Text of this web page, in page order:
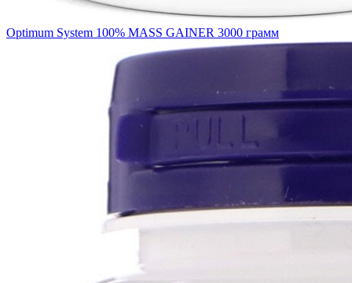
Optimum System 100% MASS GAINER 3000 грамм